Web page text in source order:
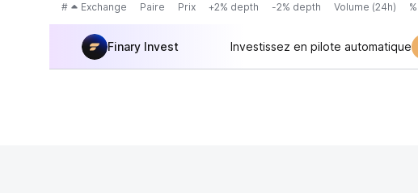
# Exchange Paire Prix +2% depth -2% depth Volume (24h)
Finary Invest Investissez en pilote automatique